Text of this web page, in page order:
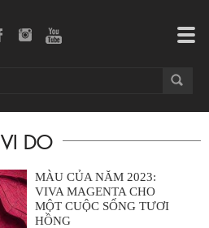
VI DO
MÀU CỦA NĂM 2023:
VIVA MAGENTA CHO
MỘT CUỘC SỐNG TƯƠI
HỒNG